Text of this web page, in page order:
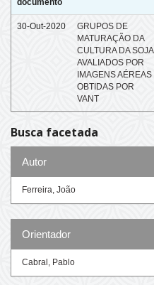
documento
30-Out-2020
GRUPOS DE
MATURAÇÃO DA
CULTURA DA SOJA
AVALIADOS POR
IMAGENS AÉREAS
OBTIDAS POR
VANT
Busca facetada
Autor
Ferreira, João
Orientador
Cabral, Pablo